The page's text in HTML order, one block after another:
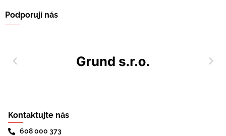
Podporují nás
Kontaktujte nás
608 000 373